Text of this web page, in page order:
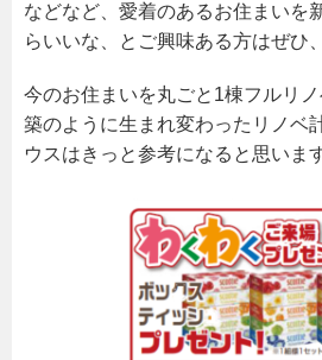
などなど、愛着のあるお住まいを
らいいな、とご興味ある方はぜひ
今のお住まいを丸ごと1棟フルリ
築のように生まれ変わったリノベ
ウスはきっと参考になると思いま